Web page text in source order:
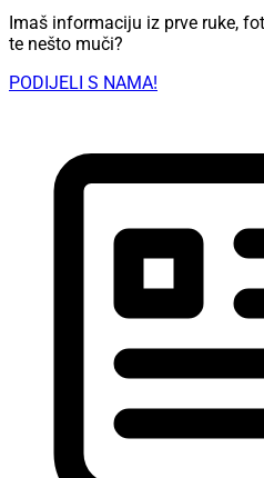
Imaš informaciju iz prve ruke,
te nešto muči?
PODIJELI S NAMA!